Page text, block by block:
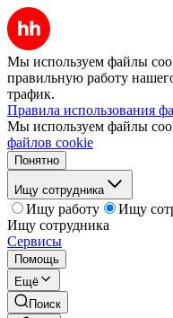
Мы используем файлы
правильную работу
трафик.
Правила использования
Мы используем файлы
файлов cookie
Понятно
Ищу сотрудника
Ищу работу
Ищу
Ищу сотрудника
Сервисы
Помощь
Ещё
Поиск